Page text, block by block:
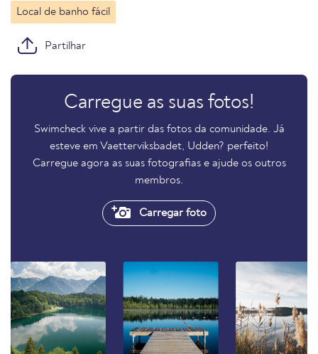
Local de banho fácil
Partilhar
Carregue as suas fotos!
Swimcheck vive a partir das fotos da comunidade. Já
esteve em Vaetterviksbadet, Udden? perfeito!
Carregue agora as suas fotografias e ajude os outros
membros.
Carregar foto